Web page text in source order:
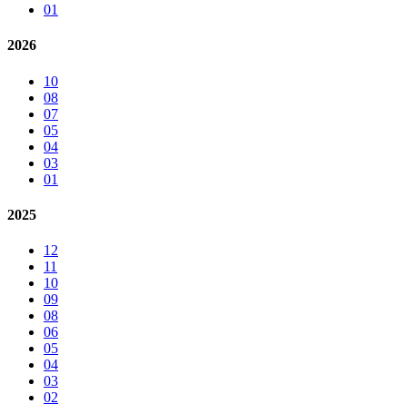
01
2026
10
08
07
05
04
03
01
2025
12
11
10
09
08
06
05
04
03
02